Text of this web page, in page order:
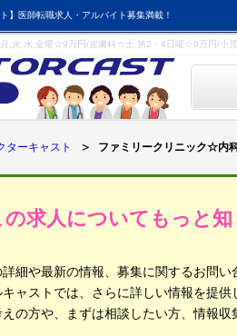
】医師転職求人・アルバイト募集満載！
,火,水,金曜☆9万円/皮膚科☆土,第2・4日曜☆9万円/小
ターキャスト ファミリークリニック☆
の求人についてもっと
詳細や最新の情報、募集に関するお問
キャストでは、さらに詳しい情報を提
の方や、まずは相談したい方、情報